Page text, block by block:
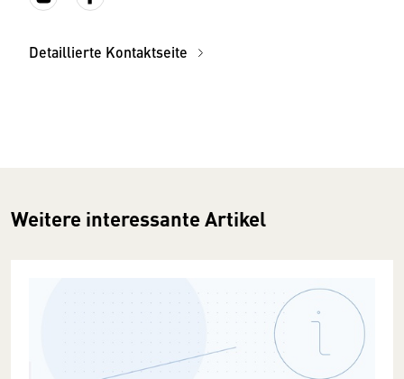
Detaillierte Kontaktseite
Weitere interessante Artikel